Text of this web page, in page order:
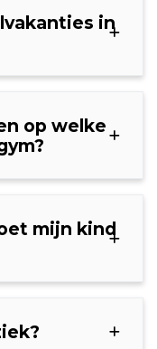
in
op welke
mijn kind